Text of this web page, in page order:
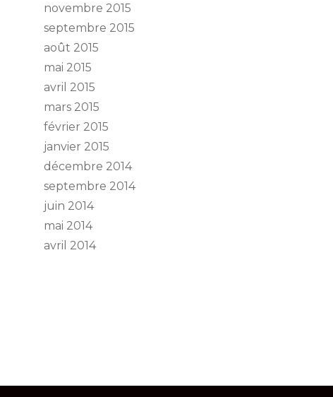
novembre 2015
septembre 2015
août 2015
mai 2015
avril 2015
mars 2015
février 2015
janvier 2015
décembre 2014
septembre 2014
juin 2014
mai 2014
avril 2014